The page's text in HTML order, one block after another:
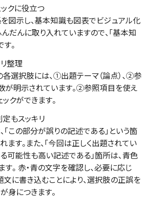
クに役立つ
図示し、基本知識も図表でビジュアル化
だんに取り入れていますので、「基本知
。
整理
各選択肢には、①出題テーマ（論点）、②参
が明示されています。②参照項目を使え
クができます。
もスッキリ
この部分が誤りの記述である」という箇
す。また、「今回は正しく出題されてい
可能性も高い記述である」箇所は、青色
。 赤・青の文字を確認し、必要に応じ
文に書き込むことにより、選択肢の正誤を
身につきます。